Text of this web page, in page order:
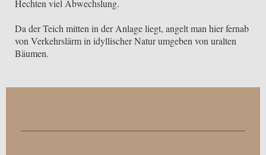
Hechten viel Abwechslung.
Da der Teich mitten in der Anlage liegt, angelt man hier fernab
von Verkehrslärm in idyllischer Natur umgeben von uralten
Bäumen.